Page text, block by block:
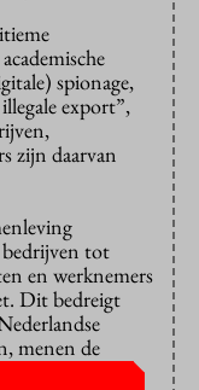
spionage,
export”,
zijn daarvan
tot
en werknemers
Dit bedreigt
menen de
technologie die